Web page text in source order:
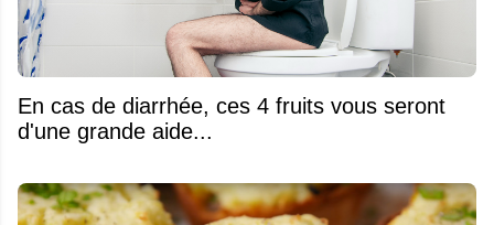
En cas de diarrhée, ces 4 fruits vous seront
d'une grande aide...